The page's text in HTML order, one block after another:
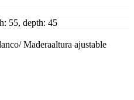
55, depth: 45
Maderaaltura ajustable